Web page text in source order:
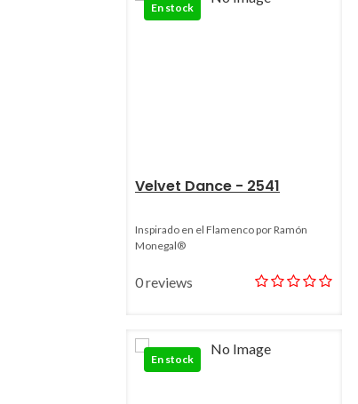
En stock
Velvet Dance - 2541
Inspirado en el Flamenco por Ramón
Monegal®
0 reviews
En stock